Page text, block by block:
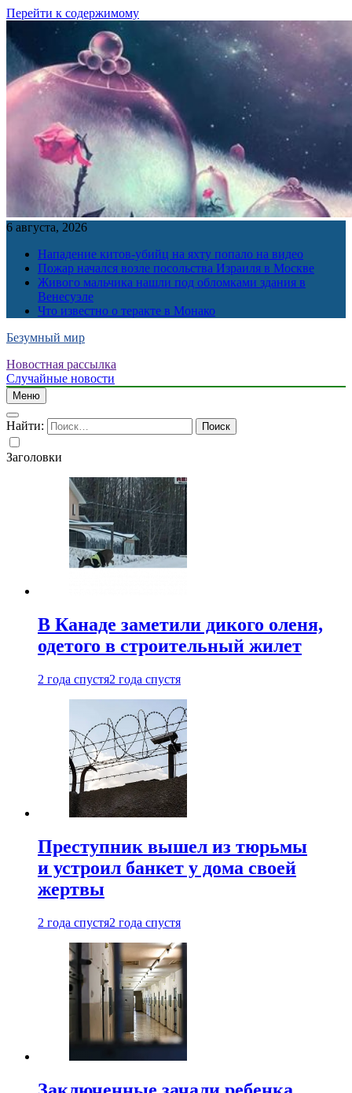
Перейти к содержимому
6 августа, 2026
Нападение китов-убийц на яхту попало на видео
Пожар начался возле посольства Израиля в Москве
Живого мальчика нашли под обломками здания в
Венесуэле
Что известно о теракте в Монако
Безумный мир
Новостная рассылка
Случайные новости
Меню
Найти:
Заголовки
В Канаде заметили дикого оленя,
одетого в строительный жилет
2 года спустя2 года спустя
Преступник вышел из тюрьмы
и устроил банкет у дома своей
жертвы
2 года спустя2 года спустя